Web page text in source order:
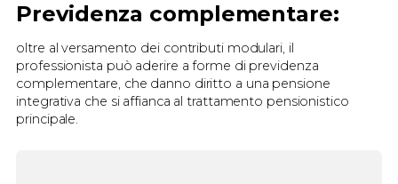
Previdenza complementare:
oltre al versamento dei contributi modulari, il
professionista può aderire a forme di previdenza
complementare, che danno diritto a una pensione
integrativa che si affianca al trattamento pensionistico
principale.